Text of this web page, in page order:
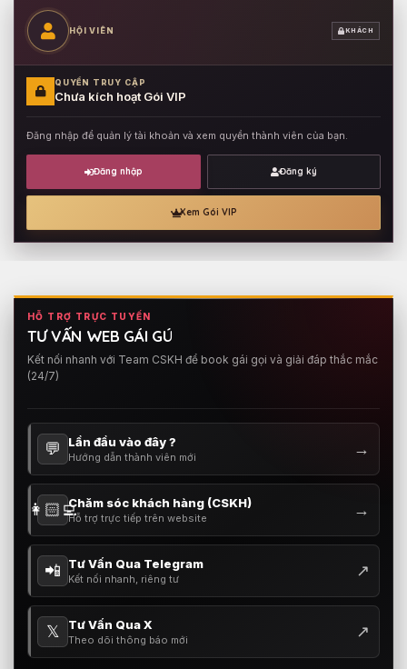
HỘI VIÊN KHÁCH
QUYỀN TRUY CẬP
Chưa kích hoạt Gói VIP
Đăng nhập để quản lý tài khoản và xem quyền thành viên của bạn.
Đăng nhập Đăng ký
Xem Gói VIP
HỖ TRỢ TRỰC TUYẾN
TƯ VẤN WEB GÁI GÚ
Kết nối nhanh với Team CSKH để book gái gọi và giải đáp thắc mắc
(24/7)
💬 Lần đầu vào đây ?
Hướng dẫn thành viên mới →
👩🏻‍💻Chăm sóc khách hàng (CSKH)
Hỗ trợ trực tiếp trên website →
📲 Tư Vấn Qua Telegram
Kết nối nhanh, riêng tư ↗
𝕏 Tư Vấn Qua X
Theo dõi thông báo mới ↗